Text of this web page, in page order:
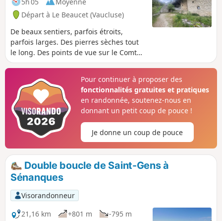
Départ à Le Beaucet (Vaucluse)
De beaux sentiers, parfois étroits,
parfois larges. Des pierres sèches tout
le long. Des points de vue sur le Comtat
d'un côté et le Luberon et les Alpilles de
sembler difficile mais par la suite c’est
assez calme même si après Saumane la
remontée peut sembler encore dure.
Pour continuer à proposer des
fonctionnalités gratuites et pratiques
en randonnée, soutenez-nous en
donnant un petit coup de pouce !
Je donne un coup de pouce
Double boucle de Saint-Gens à
Sénanques
Visorandonneur
21,16 km
+801 m
-795 m